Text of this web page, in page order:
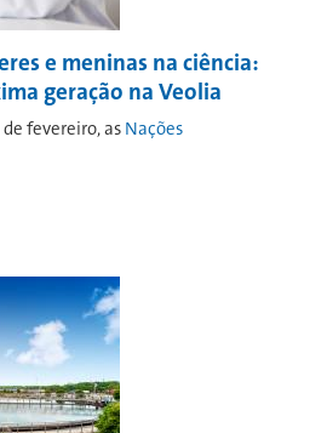
e meninas na ciência:
geração na Veolia
de fevereiro, as Nações